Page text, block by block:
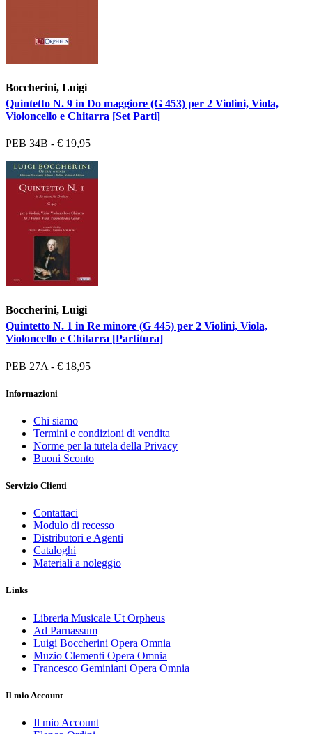
Boccherini, Luigi
Quintetto N. 9 in Do maggiore (G 453) per 2 Violini, Viola,
Violoncello e Chitarra [Set Parti]
PEB 34B - € 19,95
Boccherini, Luigi
Quintetto N. 1 in Re minore (G 445) per 2 Violini, Viola,
Violoncello e Chitarra [Partitura]
PEB 27A - € 18,95
Informazioni
Chi siamo
Termini e condizioni di vendita
Norme per la tutela della Privacy
Buoni Sconto
Servizio Clienti
Contattaci
Modulo di recesso
Distributori e Agenti
Cataloghi
Materiali a noleggio
Links
Libreria Musicale Ut Orpheus
Ad Parnassum
Luigi Boccherini Opera Omnia
Muzio Clementi Opera Omnia
Francesco Geminiani Opera Omnia
Il mio Account
Il mio Account